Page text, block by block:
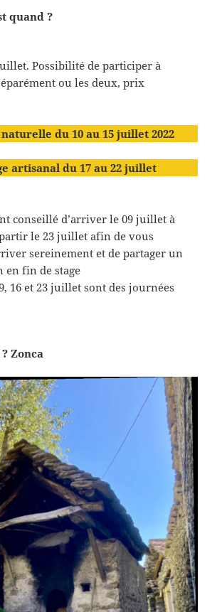
quand ?
Possibilité de participer à
ou les deux, prix
du 10 au 15 juillet 2022
artisanal du 17 au 22 juillet
conseillé d’arriver le 09 juillet à
le 23 juillet afin de vous
sereinement et de partager un
en fin de stage
16 et 23 juillet sont des journées
Zonca